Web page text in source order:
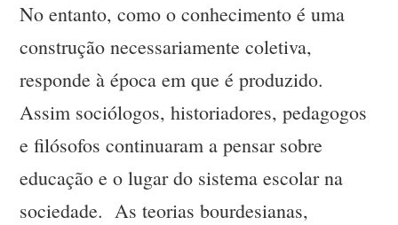
No entanto, como o conhecimento é uma
construção necessariamente coletiva,
responde à época em que é produzido.
Assim sociólogos, historiadores, pedagogos
e filósofos continuaram a pensar sobre
educação e o lugar do sistema escolar na
sociedade. As teorias bourdesianas,